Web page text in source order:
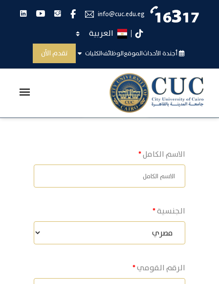
info@cuc.edu.eg فيس بوكانستجراميوتيوبلينكدان
تيك توكاختر اللغة
أجندة الأحداثالموقعالوظائفالكليات تقدم الآن
الرئيسية اضافه وظيفه
الاسم الكامل
الجنسية
الرقم القومي